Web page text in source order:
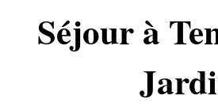
Séjour à